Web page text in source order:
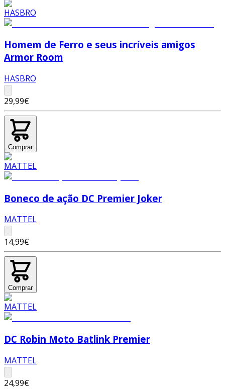
Homem de Ferro e seus incríveis amigos
Armor Room
HASBRO
29,99€
Comprar
Boneco de ação DC Premier Joker
MATTEL
14,99€
Comprar
DC Robin Moto Batlink Premier
MATTEL
24,99€